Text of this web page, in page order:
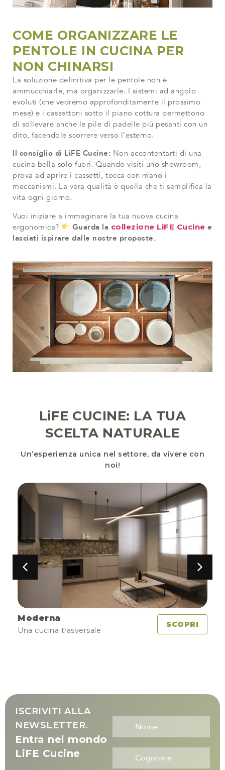
COME ORGANIZZARE LE
PENTOLE IN CUCINA PER
NON CHINARSI
La soluzione definitiva per le pentole non è
ammucchiarle, ma organizzarle. I sistemi ad angolo
evoluti (che vedremo approfonditamente il prossimo
mese) e i cassettoni sotto il piano cottura permettono
di sollevare anche le pile di padelle più pesanti con un
dito, facendole scorrere verso l’esterno.
Il consiglio di LiFE Cucine: Non accontentarti di una
cucina bella solo fuori. Quando visiti uno showroom,
prova ad aprire i cassetti, tocca con mano i
meccanismi. La vera qualità è quella che ti semplifica la
vita ogni giorno.
Vuoi iniziare a immaginare la tua nuova cucina
ergonomica?
Guarda la collezione LiFE Cucine e
lasciati ispirare dalle nostre proposte.
LiFE CUCINE: LA TUA
SCELTA NATURALE
Un’esperienza unica nel settore, da vivere con
noi!
Moderna
Una cucina trasversale
SCOPRI
ISCRIVITI ALLA
NEWSLETTER.
Entra nel mondo
LiFE Cucine